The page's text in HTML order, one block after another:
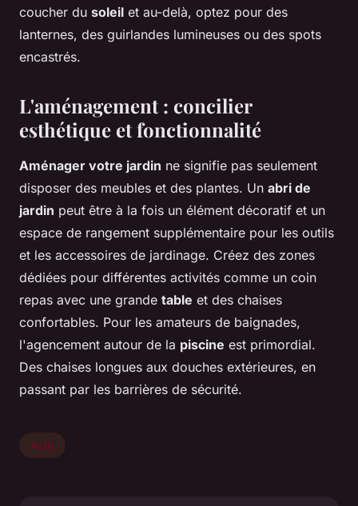
coucher du soleil et au-delà, optez pour des
lanternes, des guirlandes lumineuses ou des spots
encastrés.
L'aménagement : concilier
esthétique et fonctionnalité
Aménager votre jardin ne signifie pas seulement
disposer des meubles et des plantes. Un abri de
jardin peut être à la fois un élément décoratif et un
espace de rangement supplémentaire pour les outils
et les accessoires de jardinage. Créez des zones
dédiées pour différentes activités comme un coin
repas avec une grande table et des chaises
confortables. Pour les amateurs de baignades,
l'agencement autour de la piscine est primordial.
Des chaises longues aux douches extérieures, en
passant par les barrières de sécurité.
Actu